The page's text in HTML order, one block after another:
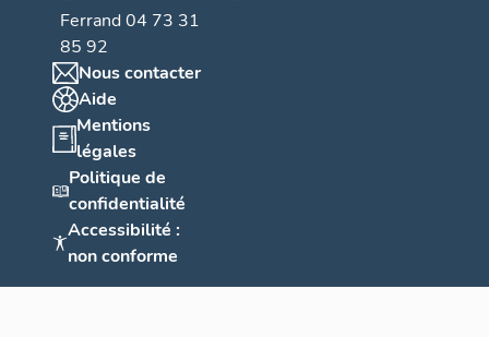
Ferrand 04 73 31
85 92
Nous contacter
Aide
Mentions
légales
Politique de
confidentialité
Accessibilité :
non conforme